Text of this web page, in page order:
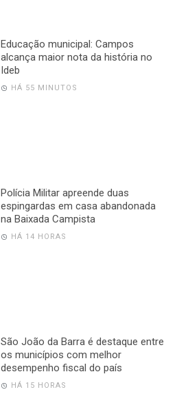
Educação municipal: Campos
alcança maior nota da história no
Ideb
HÁ 55 MINUTOS
Polícia Militar apreende duas
espingardas em casa abandonada
na Baixada Campista
HÁ 14 HORAS
São João da Barra é destaque entre
os municípios com melhor
desempenho fiscal do país
HÁ 15 HORAS